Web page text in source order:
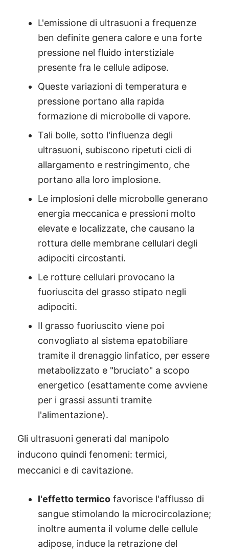
L'emissione di ultrasuoni a frequenze
ben definite genera calore e una forte
pressione nel fluido interstiziale
presente fra le cellule adipose.
Queste variazioni di temperatura e
pressione portano alla rapida
formazione di microbolle di vapore.
Tali bolle, sotto l'influenza degli
ultrasuoni, subiscono ripetuti cicli di
allargamento e restringimento, che
portano alla loro implosione.
Le implosioni delle microbolle generano
energia meccanica e pressioni molto
elevate e localizzate, che causano la
rottura delle membrane cellulari degli
adipociti circostanti.
Le rotture cellulari provocano la
fuoriuscita del grasso stipato negli
adipociti.
Il grasso fuoriuscito viene poi
convogliato al sistema epatobiliare
tramite il drenaggio linfatico, per essere
metabolizzato e "bruciato" a scopo
energetico (esattamente come avviene
per i grassi assunti tramite
l'alimentazione).
Gli ultrasuoni generati dal manipolo
inducono quindi fenomeni: termici,
meccanici e di cavitazione.
l'effetto termico favorisce l'afflusso di
sangue stimolando la microcircolazione;
inoltre aumenta il volume delle cellule
adipose, induce la retrazione del